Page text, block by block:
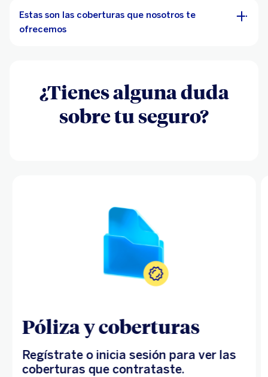
Estas son las coberturas que nosotros te
ofrecemos
¿Tienes alguna duda
sobre tu seguro?
Póliza y coberturas
Regístrate o inicia sesión para ver las
coberturas que contrataste.